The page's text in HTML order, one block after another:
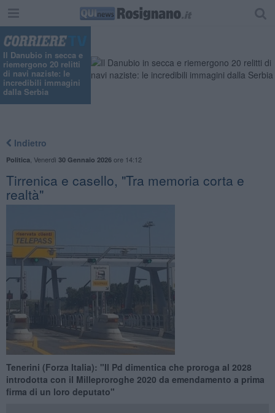
Il Danubio in secca e
riemergono 20 relitti
di navi naziste: le
incredibili immagini
dalla Serbia
Indietro
Politica Venerdì 30 Gennaio 2026ore 14:12
Tirrenica e casello, "Tra memoria corta e
realtà"
Tenerini (Forza Italia): "Il Pd dimentica che proroga al 2028
introdotta con il Milleproroghe 2020 da emendamento a prima
firma di un loro deputato"